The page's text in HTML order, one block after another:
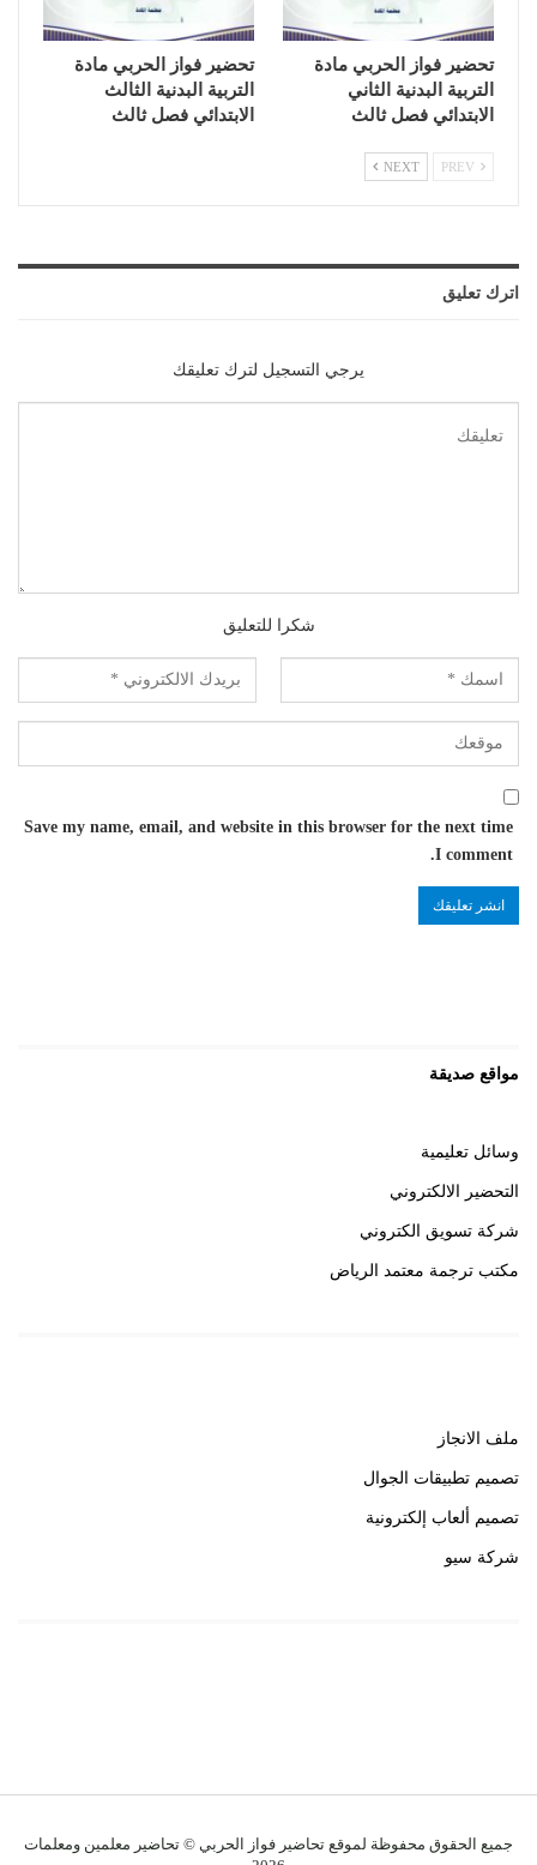
تحضير فواز الحربي مادة
التربية البدنية الثاني
الابتدائي فصل ثالث
تحضير فواز الحربي مادة
التربية البدنية الثالث
الابتدائي فصل ثالث
NEXT
اترك تعليق
يرجي التسجيل لترك تعليقك
شكرا للتعليق
Save my name, email, and website in this browser for the next time
I comment.
مواقع صديقة
وسائل تعليمية
التحضير الالكتروني
شركة تسويق الكتروني
مكتب ترجمة معتمد الرياض
ملف الانجاز
تصميم تطبيقات الجوال
تصميم ألعاب إلكترونية
شركة سيو
جميع الحقوق محفوظة لموقع تحاضير فواز الحربي © تحاضير معلمين ومعلمات